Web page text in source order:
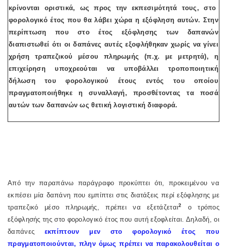
κρίνονται οριστικά, ως προς την εκπεσιμότητά τους, στο
φορολογικό έτος που θα λάβει χώρα η εξόφληση αυτών. Στην
περίπτωση που στο έτος εξόφλησης των δαπανών
διαπιστωθεί ότι οι δαπάνες αυτές εξοφλήθηκαν χωρίς να γίνει
χρήση τραπεζικού μέσου πληρωμής (π.χ. με μετρητά), η
επιχείρηση υποχρεούται να υποβάλλει τροποποιητική
δήλωση του φορολογικού έτους εντός του οποίου
πραγματοποιήθηκε η συναλλαγή, προσθέτοντας τα ποσά
αυτών των δαπανών ως θετική λογιστική διαφορά.
Από την παραπάνω παράγραφο προκύπτει ότι, προκειμένου να
εκπέσει μία δαπάνη που εμπίπτει στις διατάξεις περί εξόφλησης με
τραπεζικό μέσο πληρωμής, πρέπει να εξετάζεται2
ο τρόπος
εξόφλησής της στο φορολογικό έτος που αυτή εξοφλείται. Δηλαδή, οι
δαπάνες
εκπίπτουν μεν στο φορολογικό έτος που
πραγματοποιούνται, πλην όμως πρέπει να παρακολουθείται ο